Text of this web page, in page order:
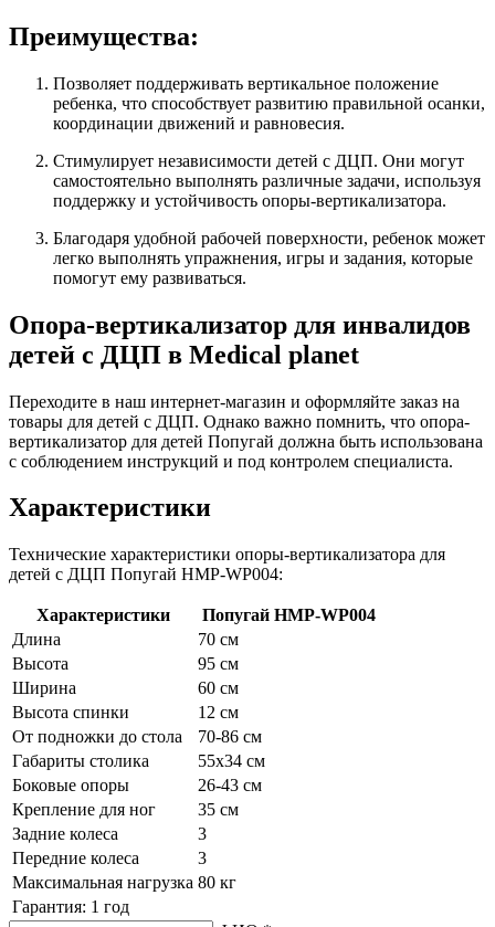
Преимущества:
Позволяет поддерживать вертикальное положение
ребенка, что способствует развитию правильной осанки,
координации движений и равновесия.
Стимулирует независимости детей с ДЦП. Они могут
самостоятельно выполнять различные задачи, используя
поддержку и устойчивость опоры-вертикализатора.
Благодаря удобной рабочей поверхности, ребенок может
легко выполнять упражнения, игры и задания, которые
помогут ему развиваться.
Опора-вертикализатор для инвалидов
детей с ДЦП в Medical planet
Переходите в наш интернет-магазин и оформляйте заказ на
товары для детей с ДЦП. Однако важно помнить, что опора-
вертикализатор для детей Попугай должна быть использована
с соблюдением инструкций и под контролем специалиста.
Характеристики
Технические характеристики опоры-вертикализатора для
детей с ДЦП Попугай HMP-WP004:
Характеристики
Попугай HMP-WP004
Длина
70 см
Высота
95 см
Ширина
60 см
Высота спинки
12 см
От подножки до стола
70-86 см
Габариты столика
55x34 см
Боковые опоры
26-43 см
Крепление для ног
35 см
Задние колеса
3
Передние колеса
3
Максимальная нагрузка 80 кг
Гарантия: 1 год